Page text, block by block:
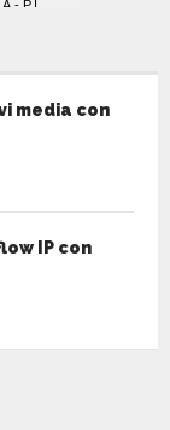
media con
IP con